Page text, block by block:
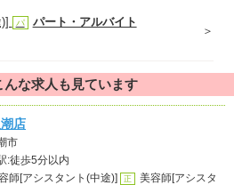
パ
パート・アルバイト
な求人も見ています
店
市
:徒歩5分以内
師[アシスタント(中途)] 正
美容師[アシスタ